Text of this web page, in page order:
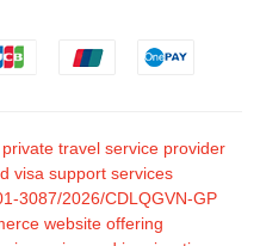
travel service provider
visa support services
3087/2026/CDLQGVN-GP
website offering